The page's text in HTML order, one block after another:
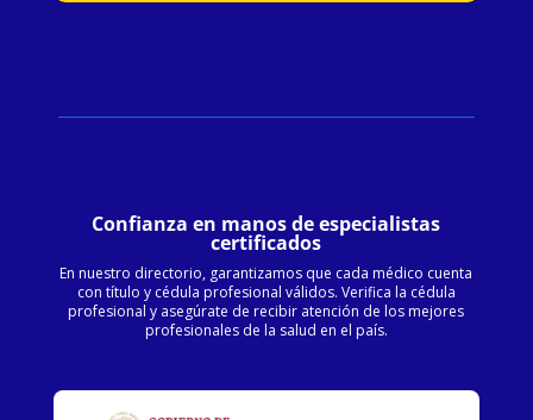
Confianza en manos de especialistas
certificados
En nuestro directorio, garantizamos que cada médico cuenta
con título y cédula profesional válidos. Verifica la cédula
profesional y asegúrate de recibir atención de los mejores
profesionales de la salud en el país.